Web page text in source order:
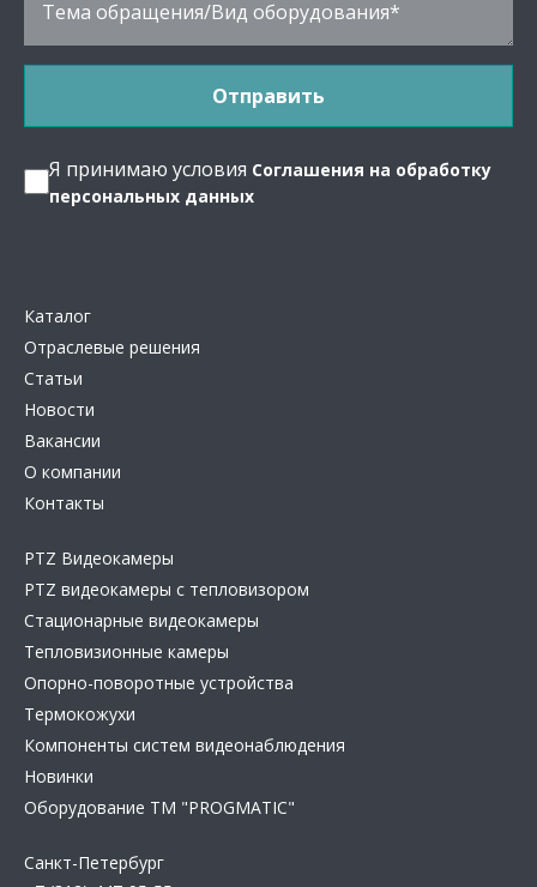
Я принимаю условия Соглашения на обработку
персональных данных
Каталог
Отраслевые решения
Статьи
Новости
Вакансии
О компании
Контакты
PTZ Видеокамеры
PTZ видеокамеры с тепловизором
Стационарные видеокамеры
Тепловизионные камеры
Опорно-поворотные устройства
Термокожухи
Компоненты систем видеонаблюдения
Новинки
Оборудование TM "PROGMATIC"
Санкт-Петербург